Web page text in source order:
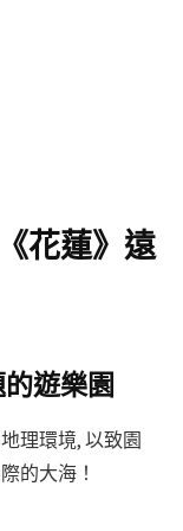
花蓮》遠
遊樂園
理環境, 以致園
的大海！